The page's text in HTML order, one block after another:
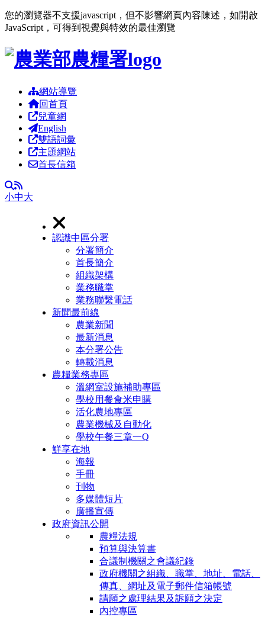
您的瀏覽器不支援javascript，但不影響網頁內容陳述，如開啟
JavaScript，可得到視覺與特效的最佳瀏覽
跳到主要內容區塊
網站導覽
回首頁
兒童網
English
雙語詞彙
主題網站
首長信箱
全文檢索
RSS
小中大
認識中區分署
分署簡介
首長簡介
組織架構
業務職掌
業務聯繫電話
新聞最前線
農業新聞
最新消息
本分署公告
轉載消息
農糧業務專區
溫網室設施補助專區
學校用餐食米申購
活化農地專區
農業機械及自動化
學校午餐三章一Q
鮮享在地
海報
手冊
刊物
多媒體短片
廣播宣傳
政府資訊公開
農糧法規
預算與決算書
合議制機關之會議紀錄
政府機關之組織、職掌、地址、電話、
傳真、網址及電子郵件信箱帳號
請願之處理結果及訴願之決定
內控專區